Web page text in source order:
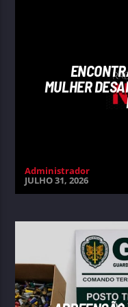
MULHER
Administrador
JULHO 31, 2026